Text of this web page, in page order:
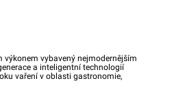
výkonem vybavený nejmodernějším
a inteligentní technologií
vaření v oblasti gastronomie,